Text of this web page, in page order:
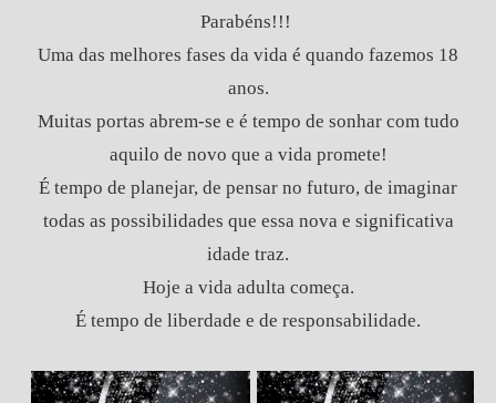
Parabéns!!!
Uma das melhores fases da vida é quando fazemos 18
anos.
Muitas portas abrem-se e é tempo de sonhar com tudo
aquilo de novo que a vida promete!
É tempo de planejar, de pensar no futuro, de imaginar
todas as possibilidades que essa nova e significativa
idade traz.
Hoje a vida adulta começa.
É tempo de liberdade e de responsabilidade.